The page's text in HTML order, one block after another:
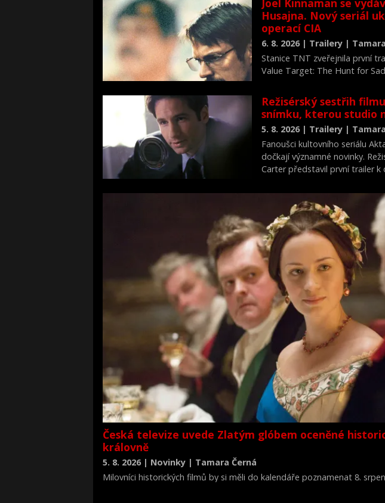
Joel Kinnaman se
Husajna. Nový seriál
operací CIA
6. 8. 2026 | Trailery |
Stanice TNT zveřejnila první
Value Target: The Hunt for
Režisérský sestřih
snímku, kterou studio
5. 8. 2026 | Trailery |
Fanoušci kultovního seriálu
dočkají významné novinky.
Carter představil první trailer k
Česká televize uvede Zlatým glóbem oceněné
královně
5. 8. 2026 | Novinky | Tamara Černá
Milovníci historických filmů by si měli do kalendáře poznamenat 8.